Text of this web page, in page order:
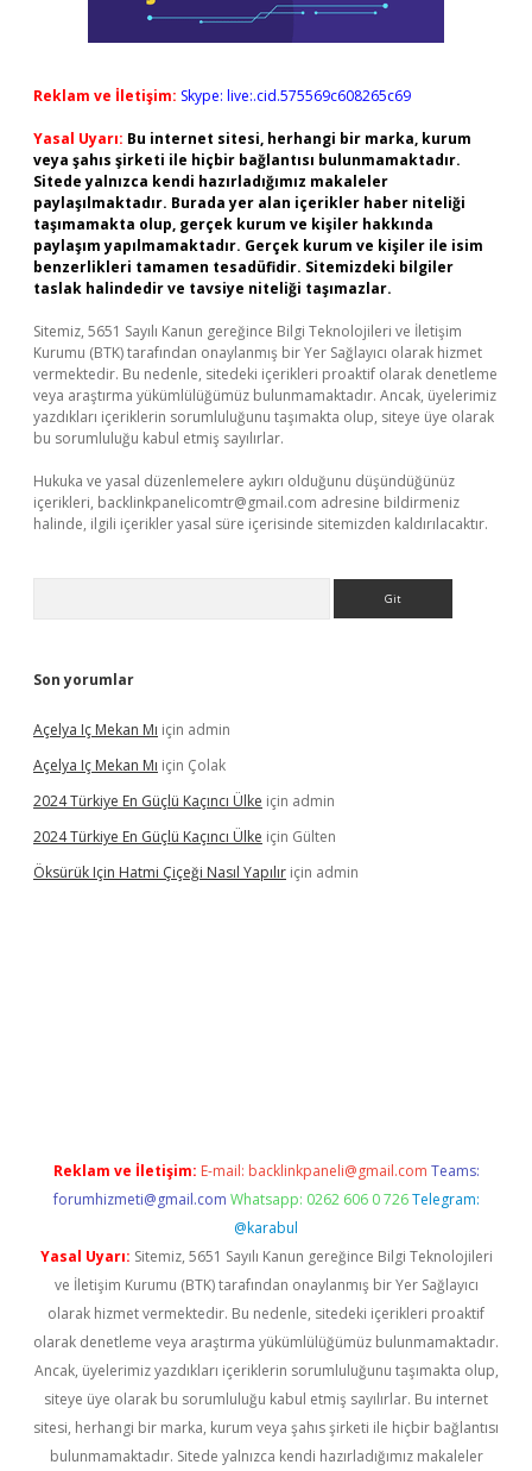
Reklam ve İletişim: Skype: live:.cid.575569c608265c69
Yasal Uyarı: Bu internet sitesi, herhangi bir marka, kurum
veya şahıs şirketi ile hiçbir bağlantısı bulunmamaktadır.
Sitede yalnızca kendi hazırladığımız makaleler
paylaşılmaktadır. Burada yer alan içerikler haber niteliği
taşımamakta olup, gerçek kurum ve kişiler hakkında
paylaşım yapılmamaktadır. Gerçek kurum ve kişiler ile isim
benzerlikleri tamamen tesadüfidir. Sitemizdeki bilgiler
taslak halindedir ve tavsiye niteliği taşımazlar.
Sitemiz, 5651 Sayılı Kanun gereğince Bilgi Teknolojileri ve İletişim
Kurumu (BTK) tarafından onaylanmış bir Yer Sağlayıcı olarak hizmet
vermektedir. Bu nedenle, sitedeki içerikleri proaktif olarak denetleme
veya araştırma yükümlülüğümüz bulunmamaktadır. Ancak, üyelerimiz
yazdıkları içeriklerin sorumluluğunu taşımakta olup, siteye üye olarak
bu sorumluluğu kabul etmiş sayılırlar.
Hukuka ve yasal düzenlemelere aykırı olduğunu düşündüğünüz
içerikleri, backlinkpanelicomtr@gmail.com adresine bildirmeniz
halinde, ilgili içerikler yasal süre içerisinde sitemizden kaldırılacaktır.
Son yorumlar
Açelya Iç Mekan Mı için admin
Açelya Iç Mekan Mı için Çolak
2024 Türkiye En Güçlü Kaçıncı Ülke için admin
2024 Türkiye En Güçlü Kaçıncı Ülke için Gülten
Öksürük Için Hatmi Çiçeği Nasıl Yapılır için admin
Reklam ve İletişim: E-mail: backlinkpaneli@gmail.com Teams:
forumhizmeti@gmail.com Whatsapp: 0262 606 0 726 Telegram:
@karabul
Yasal Uyarı: Sitemiz, 5651 Sayılı Kanun gereğince Bilgi Teknolojileri
ve İletişim Kurumu (BTK) tarafından onaylanmış bir Yer Sağlayıcı
olarak hizmet vermektedir. Bu nedenle, sitedeki içerikleri proaktif
olarak denetleme veya araştırma yükümlülüğümüz bulunmamaktadır.
Ancak, üyelerimiz yazdıkları içeriklerin sorumluluğunu taşımakta olup,
siteye üye olarak bu sorumluluğu kabul etmiş sayılırlar. Bu internet
sitesi, herhangi bir marka, kurum veya şahıs şirketi ile hiçbir bağlantısı
bulunmamaktadır. Sitede yalnızca kendi hazırladığımız makaleler